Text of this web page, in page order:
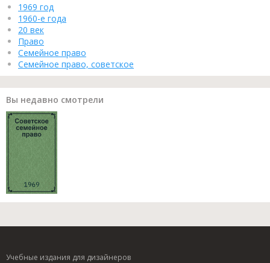
1969 год
1960-е года
20 век
Право
Семейное право
Семейное право, советское
Вы недавно смотрели
Учебные издания для дизайнеров